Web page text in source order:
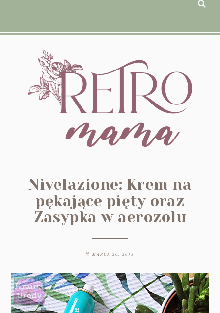
Nivelazione: Krem na
pękające pięty oraz
Zasypka w aerozolu
MARCA 20, 2018